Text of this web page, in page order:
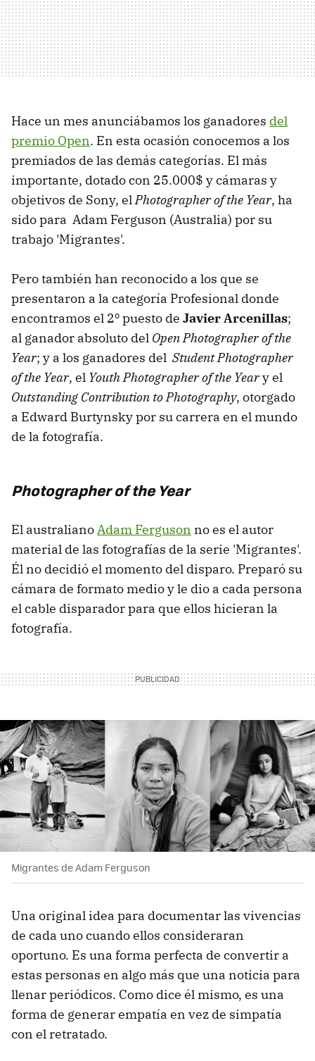
Hace un mes anunciábamos los ganadores del
premio Open. En esta ocasión conocemos a los
premiados de las demás categorías. El más
importante, dotado con 25.000$ y cámaras y
objetivos de Sony, elPhotographer of the Year, ha
sido para Adam Ferguson (Australia) por su
trabajo 'Migrantes'.
Pero también han reconocido a los que se
presentaron a la categoría Profesional donde
encontramos el 2º puesto de Javier Arcenillas;
al ganador absoluto del Open Photographer of the
Year; y a los ganadores del Student Photographer
of the Year, el Youth Photographer of the Yeary el
Outstanding Contribution to Photography, otorgado
a Edward Burtynsky por su carrera en el mundo
de la fotografía.
Photographer of the Year
El australianoAdam Ferguson no es el autor
material de las fotografías de la serie 'Migrantes'.
Él no decidió el momento del disparo. Preparó su
cámara de formato medio y le dio a cada persona
el cable disparador para que ellos hicieran la
fotografía.
Migrantes de Adam Ferguson
Una original idea para documentar las vivencias
de cada uno cuando ellos consideraran
oportuno. Es una forma perfecta de convertir a
estas personas en algo más que una noticia para
llenar periódicos. Como dice él mismo, es una
forma de generar empatía en vez de simpatía
con el retratado.